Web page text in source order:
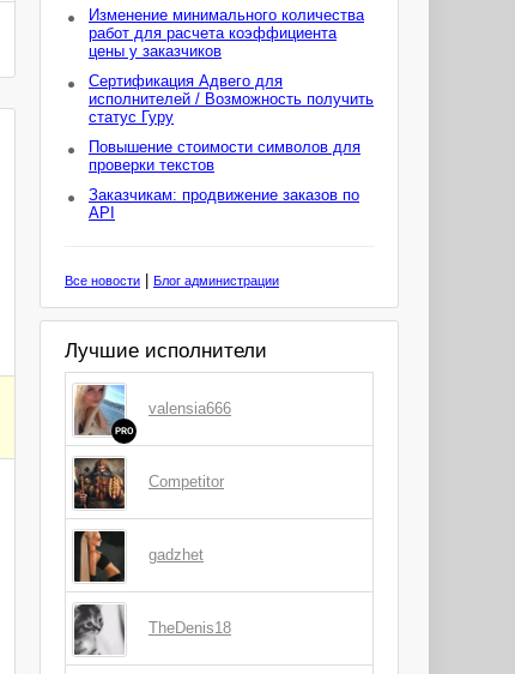
Изменение минимального количества
работ для расчета коэффициента
цены у заказчиков
Сертификация Адвего для
исполнителей / Возможность получить
статус Гуру
Повышение стоимости символов для
проверки текстов
Заказчикам: продвижение заказов по
API
Все новости Блог администрации
Лучшие исполнители
PRO
valensia666
Competitor
gadzhet
TheDenis18